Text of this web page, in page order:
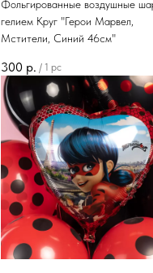
Фольгированные воздушные
гелием Круг "Герои Марвел,
Мстители, Синий 46см"
300 р. / 1 pc